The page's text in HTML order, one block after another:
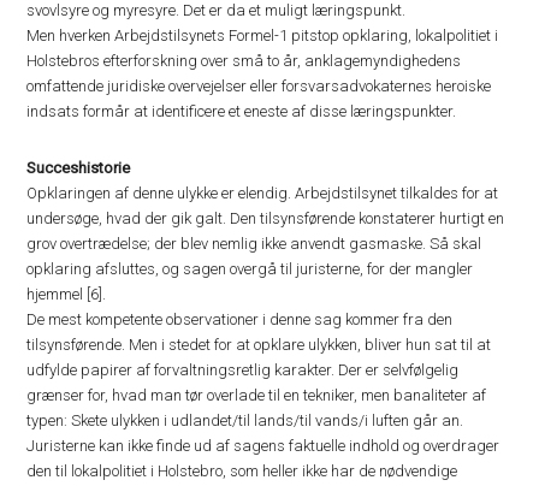
svovlsyre og myresyre. Det er da et muligt læringspunkt.
Men hverken Arbejdstilsynets Formel-1 pitstop opklaring, lokalpolitiet i
Holstebros efterforskning over små to år, anklagemyndighedens
omfattende juridiske overvejelser eller forsvarsadvokaternes heroiske
indsats formår at identificere et eneste af disse læringspunkter.
Succeshistorie
Opklaringen af denne ulykke er elendig. Arbejdstilsynet tilkaldes for at
undersøge, hvad der gik galt. Den tilsynsførende konstaterer hurtigt en
grov overtrædelse; der blev nemlig ikke anvendt gasmaske. Så skal
opklaring afsluttes, og sagen overgå til juristerne, for der mangler
hjemmel [6].
De mest kompetente observationer i denne sag kommer fra den
tilsynsførende. Men i stedet for at opklare ulykken, bliver hun sat til at
udfylde papirer af forvaltningsretlig karakter. Der er selvfølgelig
grænser for, hvad man tør overlade til en tekniker, men banaliteter af
typen: Skete ulykken i udlandet/til lands/til vands/i luften går an.
Juristerne kan ikke finde ud af sagens faktuelle indhold og overdrager
den til lokalpolitiet i Holstebro, som heller ikke har de nødvendige